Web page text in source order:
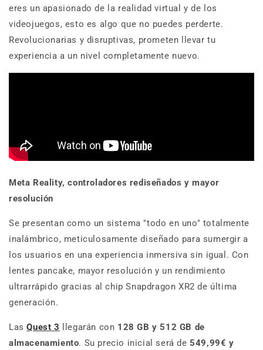
eres un apasionado de la realidad virtual y de los
videojuegos, esto es algo que no puedes perderte.
Revolucionarias y disruptivas, prometen llevar tu
experiencia a un nivel completamente nuevo.
Meta Reality, controladores rediseñados y mayor
resolución
Se presentan como un sistema "todo en uno" totalmente
inalámbrico, meticulosamente diseñado para sumergir a
los usuarios en una experiencia inmersiva sin igual. Con
lentes pancake, mayor resolución y un rendimiento
ultrarrápido gracias al chip Snapdragon XR2 de última
generación.
LasQuest 3 llegarán con 128 GB y 512 GB de
almacenamiento. Su precio inicial será de549,99€ y